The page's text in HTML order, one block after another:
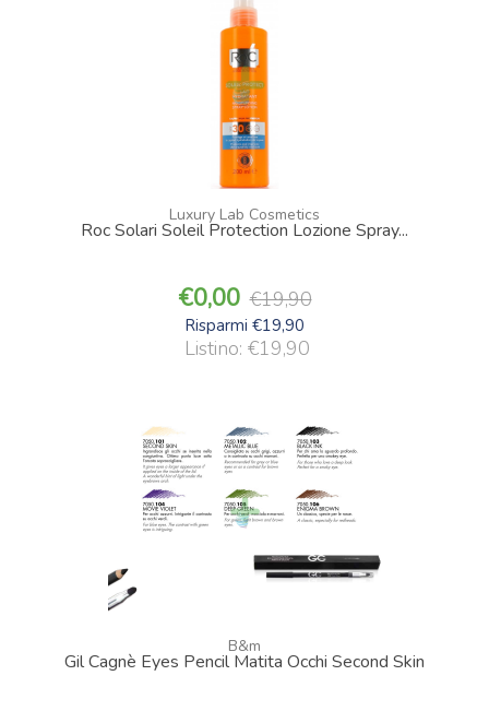
Luxury Lab Cosmetics
Roc Solari Soleil Protection Lozione Spray...
0,00 19,90
Risparmi €19,90
Listino: €19,90
B&m
Gil Cagnè Eyes Pencil Matita Occhi Second Skin